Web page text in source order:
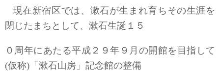
現在新宿区では、漱石が生まれ育ちその生涯を
閉じたまちとして、漱石生誕１５
０周年にあたる平成２９年９月の開館を目指して
(仮称)「漱石山房」記念館の整備